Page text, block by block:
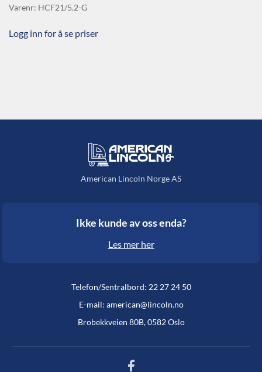
Varenr: HCF21/5.2-G
Logg inn for å se priser
American Lincoln Norge AS
Ikke kunde av oss enda?
Les mer her
Telefon/Sentralbord: 22 27 24 50
E-mail: american@lincoln.no
Brobekkveien 80B, 0582 Oslo
Facebook